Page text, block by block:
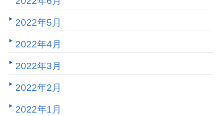
2022年5月
2022年4月
2022年3月
2022年2月
2022年1月